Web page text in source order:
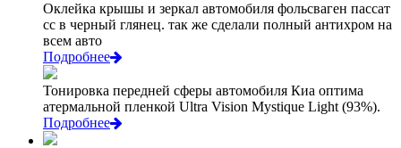
Оклейка крышы и зеркал автомобиля фольсваген пассат
сс в черный глянец. так же сделали полный антихром на
всем авто
Подробнее
Тонировка передней сферы автомобиля Киа оптима
атермальной пленкой Ultra Vision Mystique Light (93%).
Подробнее